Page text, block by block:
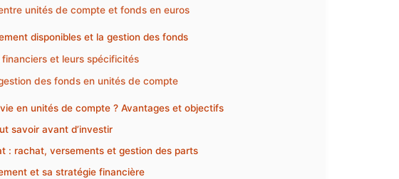
unités de compte et fonds en euros
disponibles et la gestion des fonds
et leurs spécificités
des fonds en unités de compte
en unités de compte ? Avantages et objectifs
savoir avant d’investir
: rachat, versements et gestion des parts
et sa stratégie financière